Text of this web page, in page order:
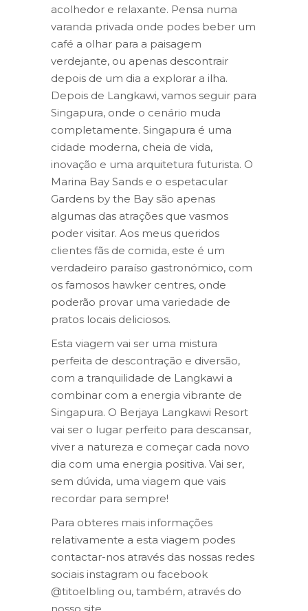
acolhedor e relaxante. Pensa numa
varanda privada onde podes beber um
café a olhar para a paisagem
verdejante, ou apenas descontrair
depois de um dia a explorar a ilha.
Depois de Langkawi, vamos seguir para
Singapura, onde o cenário muda
completamente. Singapura é uma
cidade moderna, cheia de vida,
inovação e uma arquitetura futurista. O
Marina Bay Sands e o espetacular
Gardens by the Bay são apenas
algumas das atrações que vasmos
poder visitar. Aos meus queridos
clientes fãs de comida, este é um
verdadeiro paraíso gastronómico, com
os famosos hawker centres, onde
poderão provar uma variedade de
pratos locais deliciosos.
Esta viagem vai ser uma mistura
perfeita de descontração e diversão,
com a tranquilidade de Langkawi a
combinar com a energia vibrante de
Singapura. O Berjaya Langkawi Resort
vai ser o lugar perfeito para descansar,
viver a natureza e começar cada novo
dia com uma energia positiva. Vai ser,
sem dúvida, uma viagem que vais
recordar para sempre!
Para obteres mais informações
relativamente a esta viagem podes
contactar-nos através das nossas redes
sociais instagram ou facebook
@titoelbling ou, também, através do